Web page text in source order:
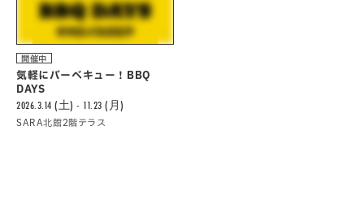
開催中
気軽にバーべキュー！BBQ
DAYS
2026.3.14 (土) - 11.23 (月)
SARA北館2階テラス